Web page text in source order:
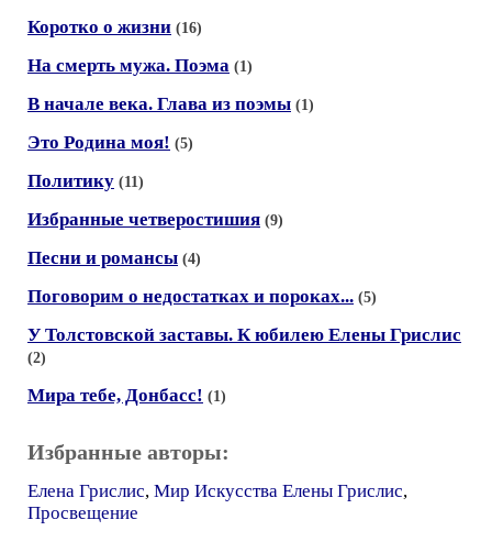
Коротко о жизни (16)
На смерть мужа. Поэма (1)
В начале века. Глава из поэмы (1)
Это Родина моя! (5)
Политику (11)
Избранные четверостишия (9)
Песни и романсы (4)
Поговорим о недостатках и пороках... (5)
У Толстовской заставы. К юбилею Елены Грислис
(2)
Мира тебе, Донбасс! (1)
Избранные авторы:
Елена Грислис, Мир Искусства Елены Грислис,
Просвещение